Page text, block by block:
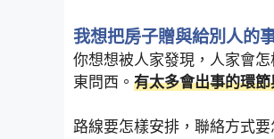
我想把房子贈與給別人的
你想想被人家發現，人家會
東問西。 有太多會出事的環
路線要怎樣安排，聯絡方式